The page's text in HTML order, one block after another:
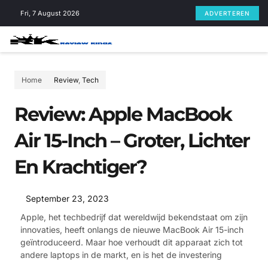
Fri, 7 August 2026 ADVERTEREN
Home Review, Tech
Review: Apple MacBook
Air 15-Inch – Groter, Lichter
En Krachtiger?
September 23, 2023
Apple, het techbedrijf dat wereldwijd bekendstaat om zijn
innovaties, heeft onlangs de nieuwe MacBook Air 15-inch
geïntroduceerd. Maar hoe verhoudt dit apparaat zich tot
andere laptops in de markt, en is het de investering